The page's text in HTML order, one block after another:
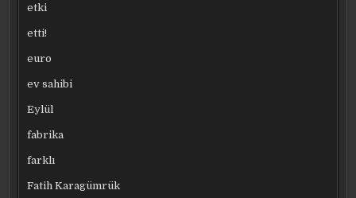
etki
etti!
euro
ev sahibi
Eylül
fabrika
farklı
Fatih Karagümrük